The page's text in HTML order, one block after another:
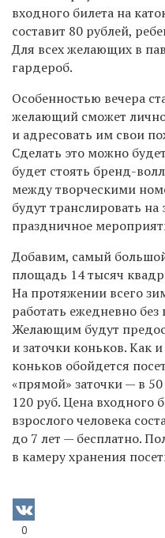
входного билета на
составит 80 рублей,
Для всех желающих в
гардероб.
Особенностью вечера
желающий сможет
и адресовать им свои
Сделать это можно
будет стоять бренд-
между творческими
будут транслировать на
праздничное
Добавим, самый
площадь 14 тысяч
На протяжении всего
работать ежедневно
Желающим будут
и заточки коньков. Как
коньков обойдется
«прямой» заточки — в
120 руб. Цена входного
взрослого человека
до 7 лет — бесплатно.
в камеру хранения
0